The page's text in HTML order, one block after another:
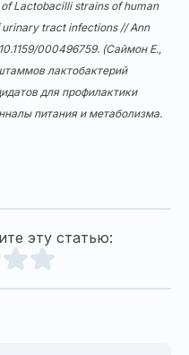
Lactobacilli strains of human
tract infections // Ann
000496759. (Саймон Е.,
лактобактерий
для профилактики
питания и метаболизма.
эту статью: